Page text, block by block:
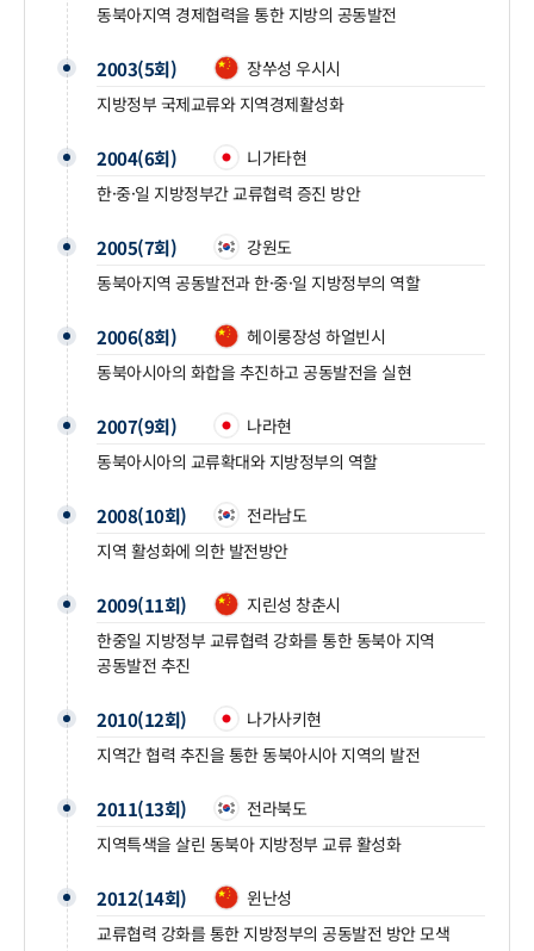
동북아지역 경제협력을 통한 지방의 공동발전
2003(5회)
장쑤성 우시시
지방정부 국제교류와 지역경제활성화
2004(6회)
니가타현
한·중·일 지방정부간 교류협력 증진 방안
2005(7회)
강원도
동북아지역 공동발전과 한·중·일 지방정부의 역할
2006(8회)
헤이룽장성 하얼빈시
동북아시아의 화합을 추진하고 공동발전을 실현
2007(9회)
나라현
동북아시아의 교류확대와 지방정부의 역할
2008(10회)
전라남도
지역 활성화에 의한 발전방안
2009(11회)
지린성 창춘시
한중일 지방정부 교류협력 강화를 통한 동북아 지역
공동발전 추진
2010(12회)
나가사키현
지역간 협력 추진을 통한 동북아시아 지역의 발전
2011(13회)
전라북도
지역특색을 살린 동북아 지방정부 교류 활성화
2012(14회)
윈난성
교류협력 강화를 통한 지방정부의 공동발전 방안 모색